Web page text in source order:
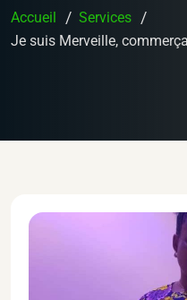
Accueil
Services
Je suis Merveille,